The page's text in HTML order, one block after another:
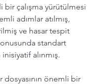
bir çalışma yürütülmesi
adımlar atılmış,
ve hasar tespit
standart
alınmış.
dosyasının önemli bir